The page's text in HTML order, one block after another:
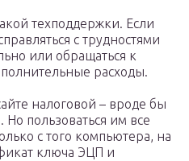
техподдержки. Если
с трудностями
или обращаться к
расходы.
налоговой – вроде бы
пользоваться им все
с того компьютера, на
ключа ЭЦП и